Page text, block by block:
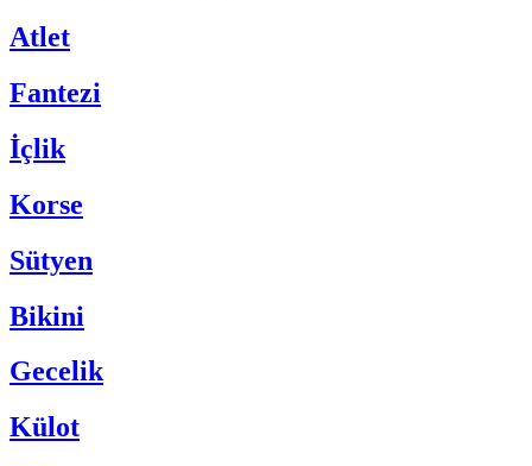
Atlet
Fantezi
İçlik
Korse
Sütyen
Bikini
Gecelik
Külot